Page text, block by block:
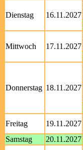
Dienstag 16.11.2027
Mittwoch 17.11.2027
Donnerstag 18.11.2027
Freitag
19.11.2027
Samstag
20.11.2027